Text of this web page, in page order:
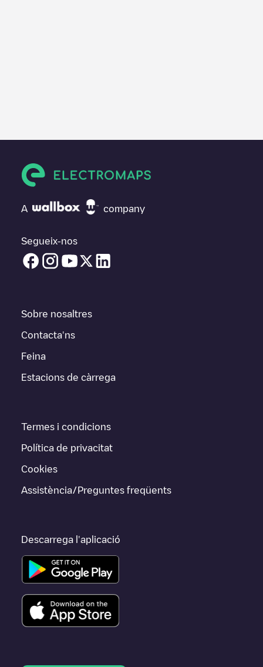
A company
Segueix-nos
Sobre nosaltres
Contacta'ns
Feina
Estacions de càrrega
Termes i condicions
Política de privacitat
Cookies
Assistència/Preguntes freqüents
Descarrega l'aplicació